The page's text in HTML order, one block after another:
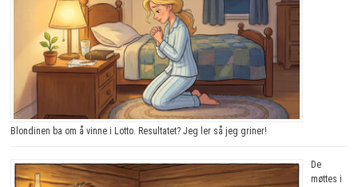
Blondinen ba om å vinne i Lotto. Resultatet? Jeg ler så jeg griner!
De
møttes i